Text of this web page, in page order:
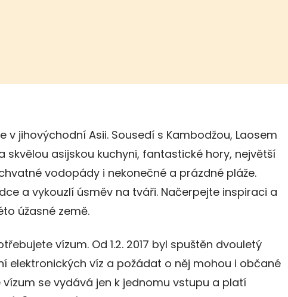
v jihovýchodní Asii. Sousedí s Kambodžou, Laosem
skvělou asijskou kuchyni, fantastické hory, největší
vodopády i nekonečné a prázdné pláže.
a vykouzlí úsměv na tváři. Načerpejte inspiraci a
úžasné země.
vízum. Od 1.2. 2017 byl spuštěn dvouletý
elektronických víz a požádat o něj mohou i občané
vízum se vydává jen k jednomu vstupu a platí